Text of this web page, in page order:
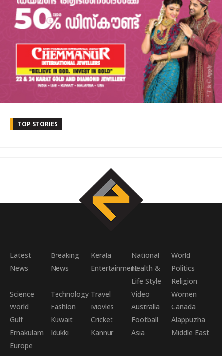
TOP STORIES
Latest
News
Breaking
News
Kerala National
World
EntertainmentHealth &
Life Style
Politics
Religion
Science
World
Technology Travel Video
Women
Fashion
Movies Australia
Canada
Gulf
Kuwait Cricket Football
Alappuzha
Ernakulam
Idukki Kannur Asia
Middle East
Europe